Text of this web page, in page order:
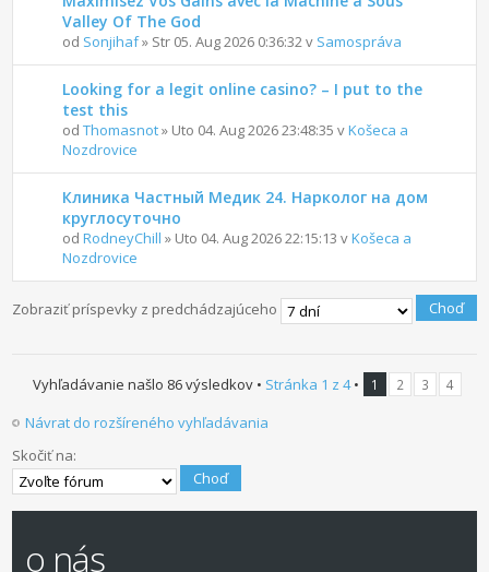
Valley Of The God
od Sonjihaf» Str 05. Aug 2026 0:36:32 v Samospráva
Looking for a legit online casino? – I put to the
test this
odThomasnot» Uto 04. Aug 2026 23:48:35 vKošeca a
Nozdrovice
Клиника Частный Медик 24. Нарколог на дом
круглосуточно
odRodneyChill » Uto 04. Aug 2026 22:15:13 vKošeca a
Nozdrovice
Ďalší
Zobraziť príspevky z predchádzajúceho
Vyhľadávanie našlo 86 výsledkov • Stránka 1 z 4• 1 2 3 4
Návrat do rozšíreného vyhľadávania
Skočiť na:
o nás